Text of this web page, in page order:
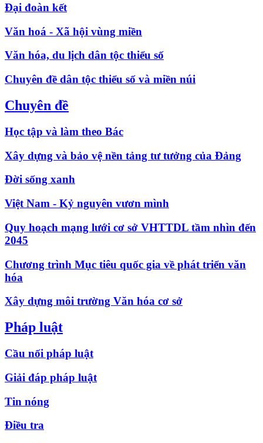
Đại đoàn kết
Văn hoá - Xã hội vùng miền
Văn hóa, du lịch dân tộc thiểu số
Chuyên đề dân tộc thiểu số và miền núi
Chuyên đề
Học tập và làm theo Bác
Xây dựng và bảo vệ nền tảng tư tưởng của Đảng
Đời sống xanh
Việt Nam - Kỷ nguyên vươn mình
Quy hoạch mạng lưới cơ sở VHTTDL tầm nhìn đến
2045
Chương trình Mục tiêu quốc gia về phát triển văn
hóa
Xây dựng môi trường Văn hóa cơ sở
Pháp luật
Cầu nối pháp luật
Giải đáp pháp luật
Tin nóng
Điều tra